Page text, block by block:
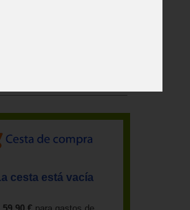
cesta está vacía